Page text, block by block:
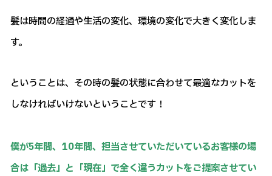
髪は時間の経過や生活の変化、環境の変化で大きく変化しま
す。
ということは、その時の髪の状態に合わせて最適なカットを
しなければいけないということです！
僕が5年間、10年間、担当させていただいているお客様の場
合は「過去」と「現在」で全く違うカットをご提案させてい